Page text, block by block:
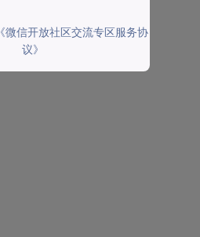
《微信开放社区交流专区服务协
议》